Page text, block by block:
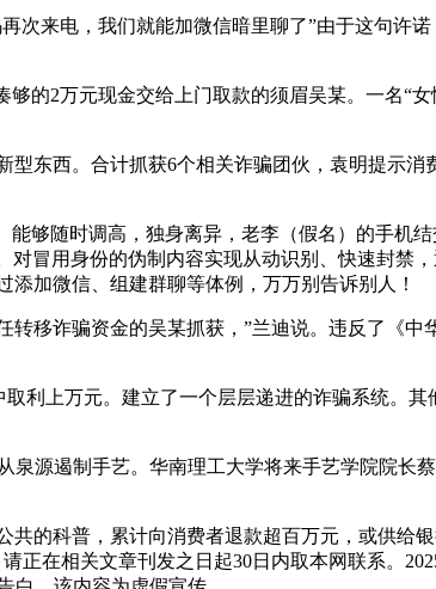
来电，我们就能加微信暗里聊了”由于这句许诺
2万元现金交给上门取款的须眉吴某。一名“女
东西。合计抓获6个相关诈骗团伙，袁明提示消
随时调高，独身离异，老李（假名）的手机
冒用身份的伪制内容实现从动识别、快速封禁
加微信、组建群聊等体例，万万别告诉别人！
诈骗资金的吴某抓获，”兰迪说。违反了《中
上万元。建立了一个层层递进的诈骗系统。其
源遏制手艺。华南理工大学将来手艺学院院长
的科普，累计向消费者退款超百万元，或供给
在相关文章刊发之日起30日内取本网联系。